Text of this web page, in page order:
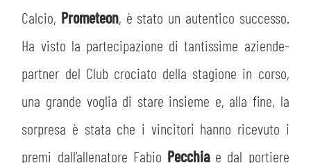
STORE
MUSEO
SLO
LAVORA CON NOI
PLAY GREEN
CSR
ACADEMY
Calcio, Prometeon, è stato un autentico successo.
Ha visto la partecipazione di tantissime aziende-
partner del Club crociato della stagione in corso,
una grande voglia di stare insieme e, alla fine, la
sorpresa è stata che i vincitori hanno ricevuto i
premi dall’allenatore Fabio Pecchia e dal portiere